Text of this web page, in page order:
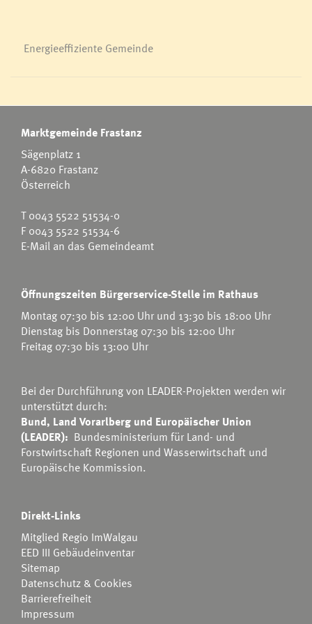
Energieeffiziente Gemeinde
Marktgemeinde Frastanz
Sägenplatz 1
A-6820 Frastanz
Österreich
T0043 5522 51534-0
F 0043 5522 51534-6
E-Mail an das Gemeindeamt
Öffnungszeiten Bürgerservice-Stelle im Rathaus
Montag 07:30 bis 12:00 Uhr und 13:30 bis 18:00 Uhr
Dienstag bis Donnerstag 07:30 bis 12:00 Uhr
Freitag 07:30 bis 13:00 Uhr
Bei der Durchführung von LEADER-Projekten werden wir
unterstützt durch:
Bund, Land Vorarlberg und Europäischer Union
(LEADER): Bundesministerium für Land- und
Forstwirtschaft Regionen und Wasserwirtschaft und
Europäische Kommission.
Direkt-Links
Mitglied Regio ImWalgau
EED III Gebäudeinventar
Sitemap
Datenschutz & Cookies
Barrierefreiheit
Impressum